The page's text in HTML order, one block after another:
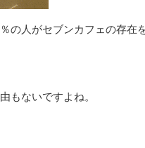
の人がセブンカフェの存在
もないですよね。